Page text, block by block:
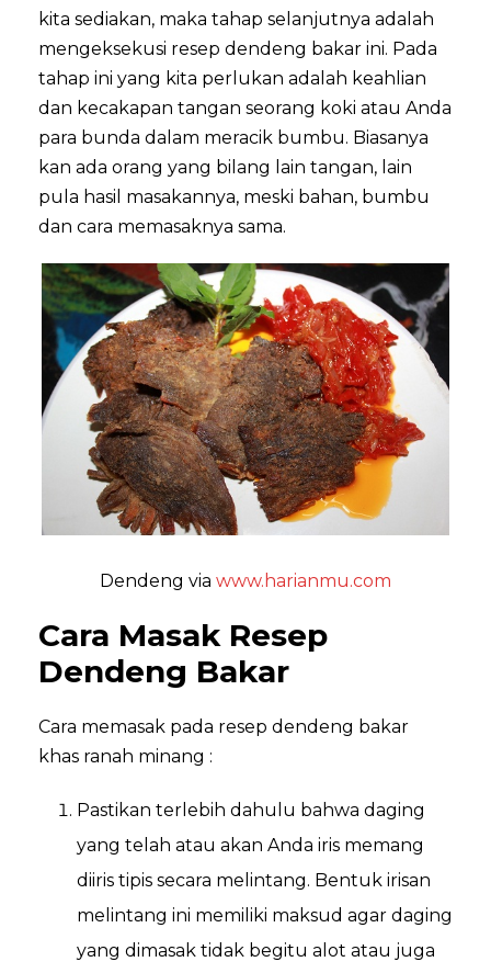
kita sediakan, maka tahap selanjutnya adalah
mengeksekusi resep dendeng bakar ini. Pada
tahap ini yang kita perlukan adalah keahlian
dan kecakapan tangan seorang koki atau Anda
para bunda dalam meracik bumbu. Biasanya
kan ada orang yang bilang lain tangan, lain
pula hasil masakannya, meski bahan, bumbu
dan cara memasaknya sama.
Dendeng via www.harianmu.com
Cara Masak Resep
Dendeng Bakar
Cara memasak pada resep dendeng bakar
khas ranah minang :
Pastikan terlebih dahulu bahwa daging
yang telah atau akan Anda iris memang
diiris tipis secara melintang. Bentuk irisan
melintang ini memiliki maksud agar daging
yang dimasak tidak begitu alot atau juga